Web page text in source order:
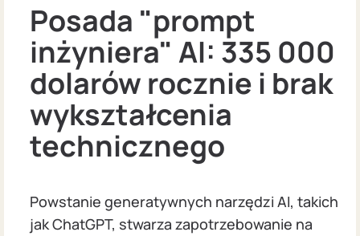
Posada "prompt
inżyniera" AI: 335 000
dolarów rocznie i brak
wykształcenia
technicznego
Powstanie generatywnych narzędzi AI, takich
jak ChatGPT, stwarza zapotrzebowanie na